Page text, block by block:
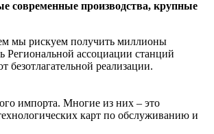
современные производства, крупные
мы рискуем получить миллионы
Региональной ассоциации станций
реализации.
импорта. Многие из них – это
карт по обслуживанию и